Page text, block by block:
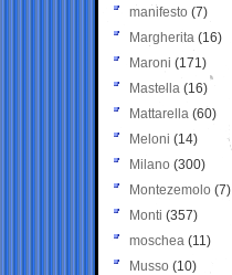
manifesto (7)
Margherita (16)
Maroni (171)
Mastella (16)
Mattarella (60)
Meloni (14)
Milano (300)
Montezemolo (7)
Monti (357)
moschea (11)
Musso (10)